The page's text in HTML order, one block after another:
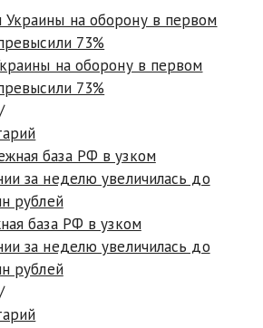
на оборону в первом
73%
/
база РФ в узком
за неделю увеличилась до
рублей
/